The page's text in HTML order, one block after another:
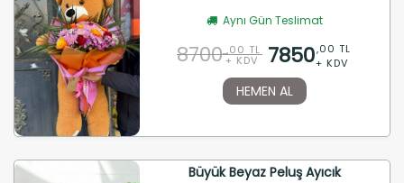
Aynı Gün Teslimat
8700 ,00 TL
+ KDV 7850,00 TL
+ KDV
HEMEN AL
Büyük Beyaz Peluş Ayıcık